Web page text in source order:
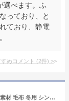
選べます。ふ
っており、と
ており、静電
めコメント (2件) >
【羽毛を超える温かさ】NASA宇宙服にも使用の素材 毛布 冬用 シングル セミダブル ダブルサイズ あったか 吸湿発熱 ブランケット 合わせ毛布 掛け毛布 襟付き ひざ掛け 暖かい 厚手 軽量 洗える ふわふわ 抗菌防臭 静電防止 おしゃれ